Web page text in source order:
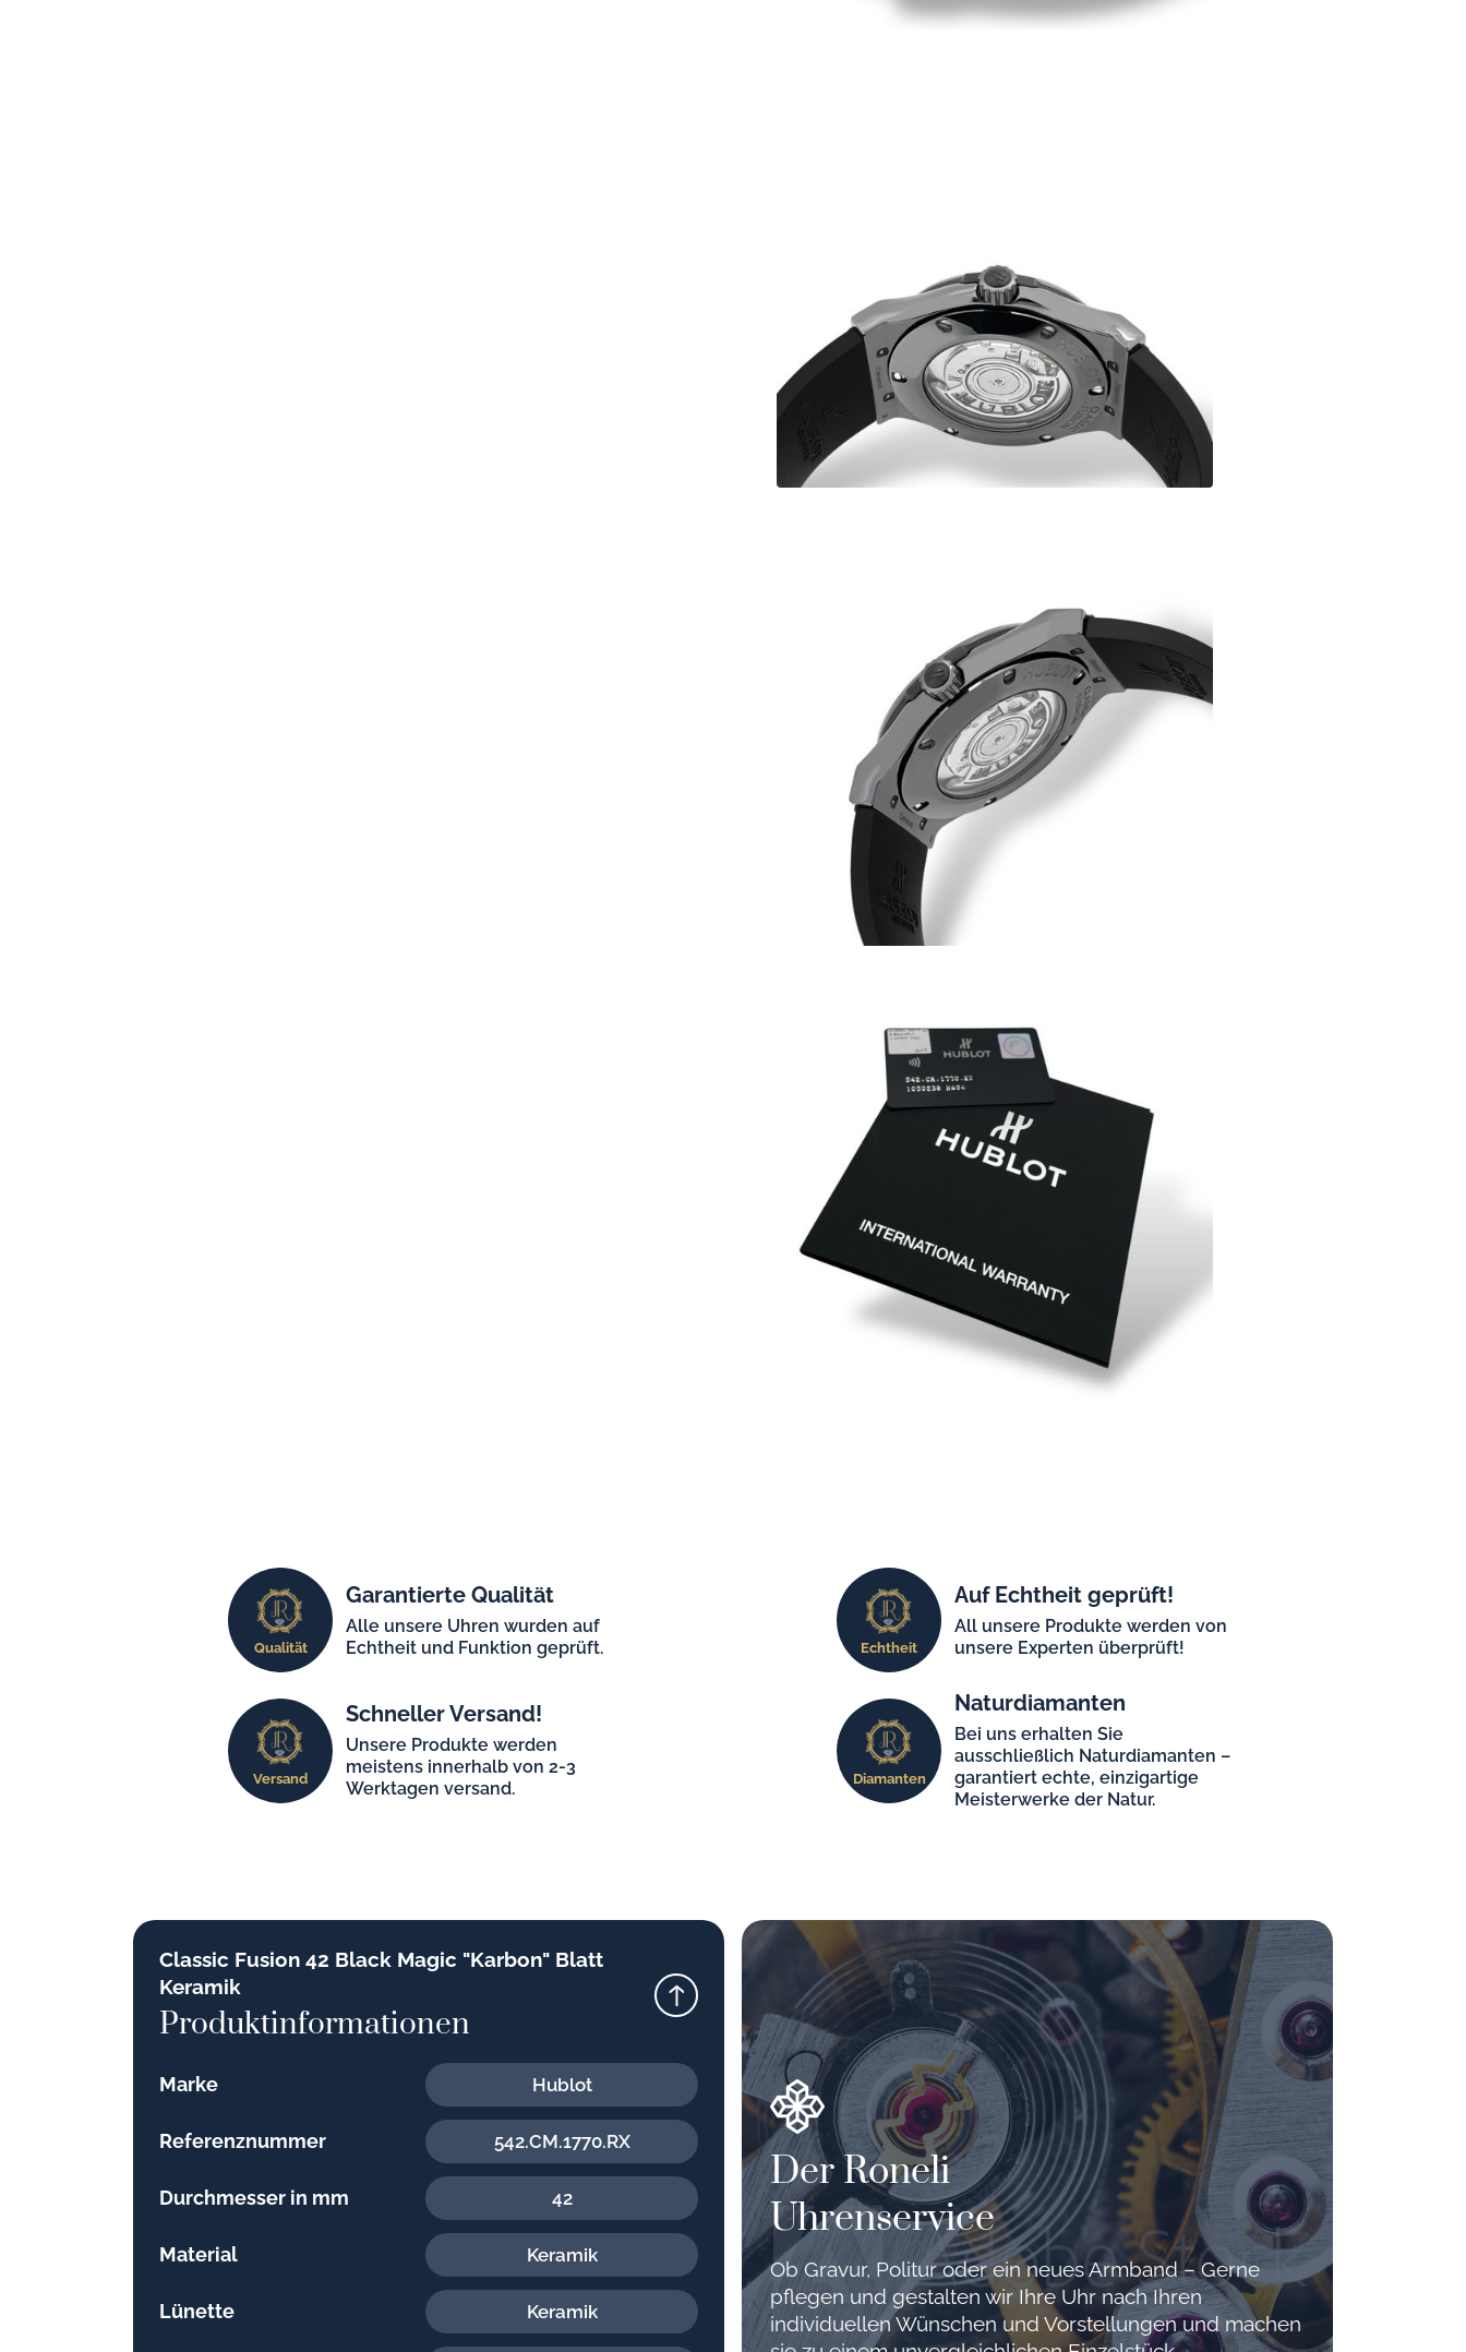
Qualität
Garantierte Qualität
Alle unsere Uhren wurden auf
Echtheit und Funktion geprüft.
Echtheit
Auf Echtheit geprüft!
All unsere Produkte werden von
unsere Experten überprüft!
Versand
Schneller Versand!
Unsere Produkte werden
meistens innerhalb von 2-3
Werktagen versand.
Diamanten
Naturdiamanten
Bei uns erhalten Sie
ausschließlich Naturdiamanten –
garantiert echte, einzigartige
Meisterwerke der Natur.
Classic Fusion 42 Black Magic "Karbon" Blatt
Keramik
Produktinformationen
Marke Hublot
Referenznummer 542.CM.1770.RX
Durchmesser in mm 42
Material Keramik
Lünette Keramik
Der Roneli
Uhrenservice
Ob Gravur, Politur oder ein neues Armband – Gerne
pflegen und gestalten wir Ihre Uhr nach Ihren
individuellen Wünschen und Vorstellungen und machen